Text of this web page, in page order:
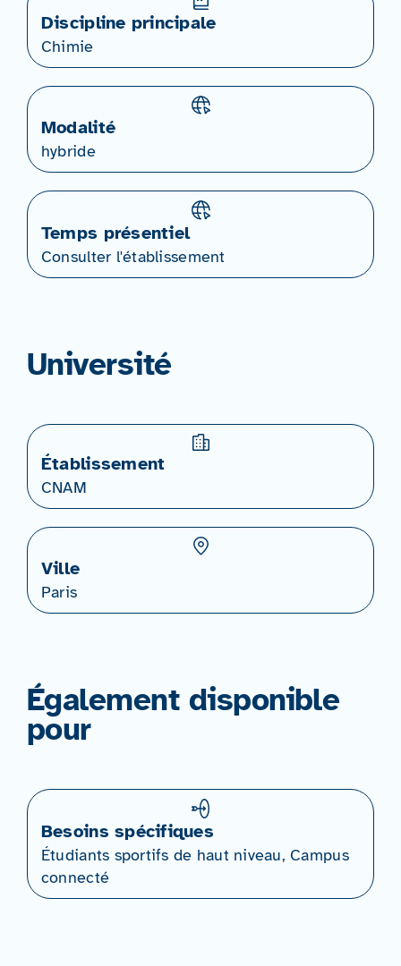
Discipline principale
Chimie
Modalité
hybride
Temps présentiel
Consulter l'établissement
Université
Établissement
CNAM
Ville
Paris
Également disponible
pour
Besoins spécifiques
Étudiants sportifs de haut niveau, Campus
connecté